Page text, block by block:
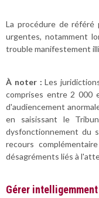
La procédure de référé
urgentes, notamment
trouble manifestement
À noter : Les
comprises entre 2 000
d'audiencement
en saisissant le
dysfonctionnement du
recours
désagréments liés à
Gérer